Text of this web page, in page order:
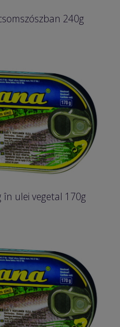
240g
în ulei vegetal 170g